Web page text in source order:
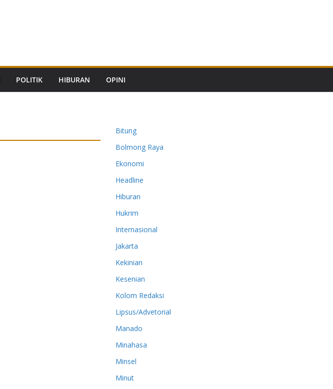
POLITIK HIBURAN OPINI
Bitung
Bolmong Raya
Ekonomi
Headline
Hiburan
Hukrim
Internasional
Jakarta
Kekinian
Kesenian
Kolom Redaksi
Lipsus/Advetorial
Manado
Minahasa
Minsel
Minut